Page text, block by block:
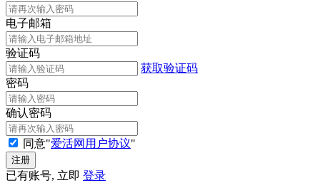
电子邮箱
验证码
获取验证码
密码
确认密码
同意"爱活网用户协议"
已有账号, 立即 登录